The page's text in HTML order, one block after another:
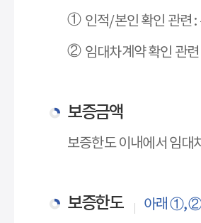
인적/본인 확인 관련
임대차계약 확인 관
보증금액
보증한도 이내에서 임대
보증한도
아래 ①, ②